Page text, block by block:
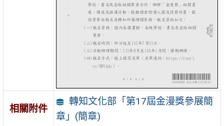
相關附件
轉知文化部「第17屆金漫獎參展簡
章」(簡章)